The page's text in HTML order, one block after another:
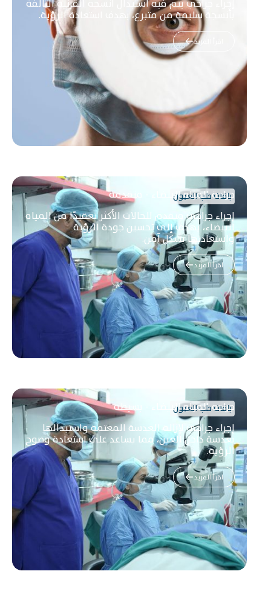
إجراء جراحي يتم فيه استبدال أنسجة القرنية التالفة
بأنسجة سليمة من متبرع، بهدف استعادة الرؤية.
اقرأ المزيد
جراحة المياه البيضاء - متقدمة
إجراء جراحي متقدم للحالات الأكثر تعقيدًا من المياه
البيضاء، يهدف إلى تحسين جودة الرؤية
واستعادتها بشكل آمن.
اقرأ المزيد
باقات طب العيون
جراحة المياه البيضاء - بسيطة
إجراء جراحي لإزالة العدسة المعتمة واستبدالها
بعدسة داخل العين، مما يساعد على استعادة وضوح
الرؤية.
اقرأ المزيد
باقات طب العيون